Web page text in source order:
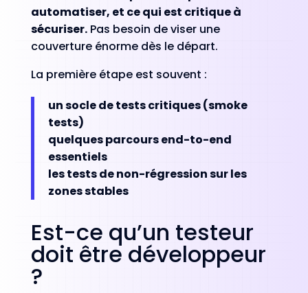
automatiser, et ce qui est critique à
sécuriser.Pas besoin de viser une
couverture énorme dès le départ.
La première étape est souvent :
un socle de tests critiques (smoke
tests)
quelques parcours end-to-end
essentiels
les tests de non-régression sur les
zones stables
Est-ce qu’un testeur
doit être développeur
?